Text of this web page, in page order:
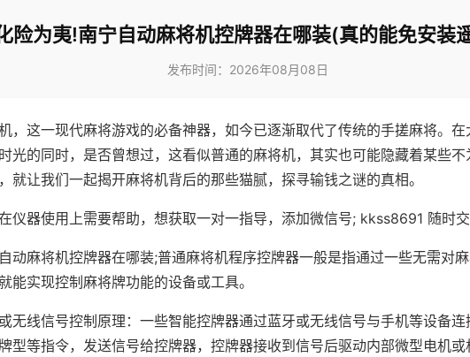
险为夷!南宁自动麻将机控牌器在哪装(真的能免安装
发布时间：2026年08月08日
，这一现代麻将游戏的必备神器，如今已逐渐取代了传统的手搓麻将。
光的同时，是否曾想过，这看似普通的麻将机，其实也可能隐藏着某些不
就让我们一起揭开麻将机背后的那些猫腻，探寻输钱之谜的真相。
仪器使用上需要帮助，想获取一对一指导，添加微信号; kkss8691 随时交
动麻将机控牌器在哪装;普通麻将机程序控牌器一般是指通过一些无需对
能实现控制麻将牌功能的设备或工具。
无线信号控制原理：一些智能控牌器通过蓝牙或无线信号与手机等设备
型等指令，发送信号给控牌器，控牌器接收到信号后驱动内部微型电机或